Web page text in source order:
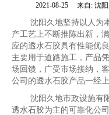
2021-08-25 来自: 沈
沈阳久地坚持以人为
产工艺上不断推陈出新，
应的透水石胶具有性能优
主要用于道路施工，产品
场回馈，广受市场接纳，
公司的透水石胶产品一经
沈阳久地市政设施有
透水石胶为主的可靠化公